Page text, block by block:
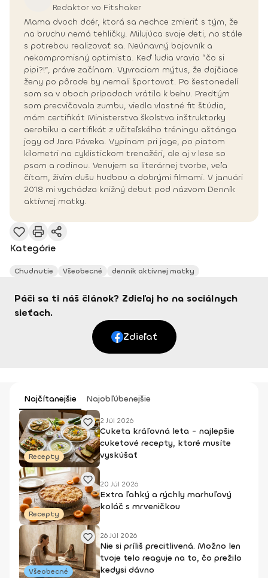
Redaktor vo Fitshaker
Mama dvoch dcér, ktorá sa nechce zmieriť s tým, že
na bruchu nemá tehličky. Milujúca svoje deti, no stále
s potrebou realizovať sa. Neúnavný bojovník a
nekompromisný optimista. Keď ľudia vravia “čo si
pipi?!”, práve začínam. Vyvraciam mýtus, že dojčiace
ženy po pôrode by nemali športovať. Po šestonedelí
som sa v oboch prípadoch vrátila k behu. Predtým
som precvičovala zumbu, viedla vlastné fit štúdio,
mám certifikát Ministerstva školstva inštruktorky
aerobiku a certifikát z učiteľského tréningu aštánga
jogy od Jara Páveka. Vypínam pri joge, po piatom
kilometri na cyklistickom trenažéri, ale aj v lese so
psom a rodinou. Venujem sa literárnej tvorbe, veľa
čítam, živím dušu hudbou a dobrými filmami. V januári
2018 mi vychádza knižný debut pod názvom Denník
aktívnej matky.
Kategórie
Chudnutie Všeobecné denník aktívnej matky
Páči sa ti náš článok? Zdieľaj ho na sociálnych
sieťach.
Zdieľať
Najčítanejšie Najobľúbenejšie
Recepty
2 Júl 2026
Cuketa kráľovná leta - najlepšie
cuketové recepty, ktoré musíte
vyskúšať
Recepty
20 Júl 2026
Extra ľahký a rýchly marhuľový
koláč s mrveničkou
Všeobecné
26 Júl 2026
Nie si príliš precitlivená. Možno len
tvoje telo reaguje na to, čo prežilo
kedysi dávno